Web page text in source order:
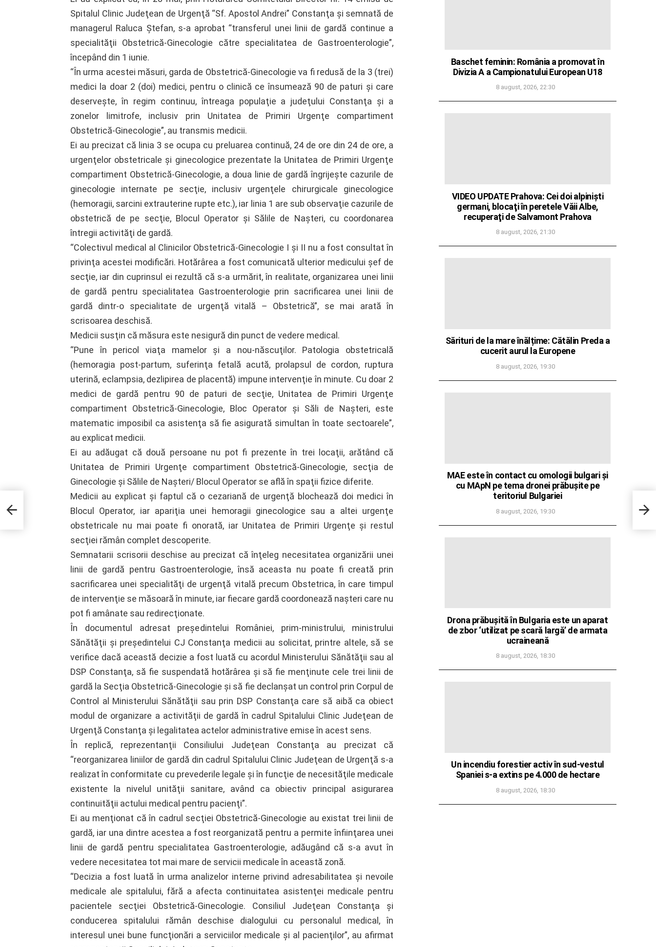
Spitalul Clinic Judeţean de Urgenţă “Sf. Apostol Andrei” Constanţa şi semnată de
managerul Raluca Ştefan, s-a aprobat “transferul unei linii de gardă continue a
specialităţii Obstetrică-Ginecologie către specialitatea de Gastroenterologie”,
începând din 1 iunie.
“În urma acestei măsuri, garda de Obstetrică-Ginecologie va fi redusă de la 3 (trei)
medici la doar 2 (doi) medici, pentru o clinică ce însumează 90 de paturi şi care
deserveşte, în regim continuu, întreaga populaţie a judeţului Constanţa şi a
zonelor limitrofe, inclusiv prin Unitatea de Primiri Urgenţe compartiment
Obstetrică-Ginecologie”, au transmis medicii.
Ei au precizat că linia 3 se ocupa cu preluarea continuă, 24 de ore din 24 de ore, a
urgenţelor obstetricale şi ginecologice prezentate la Unitatea de Primiri Urgenţe
compartiment Obstetrică-Ginecologie, a doua linie de gardă îngrijeşte cazurile de
ginecologie internate pe secţie, inclusiv urgenţele chirurgicale ginecologice
(hemoragii, sarcini extrauterine rupte etc.), iar linia 1 are sub observaţie cazurile de
obstetrică de pe secţie, Blocul Operator şi Sălile de Naşteri, cu coordonarea
întregii activităţi de gardă.
“Colectivul medical al Clinicilor Obstetrică-Ginecologie I şi II nu a fost consultat în
privinţa acestei modificări. Hotărârea a fost comunicată ulterior medicului şef de
secţie, iar din cuprinsul ei rezultă că s-a urmărit, în realitate, organizarea unei linii
de gardă pentru specialitatea Gastroenterologie prin sacrificarea unei linii de
gardă dintr-o specialitate de urgenţă vitală – Obstetrică”, se mai arată în
scrisoarea deschisă.
Medicii susţin că măsura este nesigură din punct de vedere medical.
“Pune în pericol viaţa mamelor şi a nou-născuţilor. Patologia obstetricală
(hemoragia post-partum, suferinţa fetală acută, prolapsul de cordon, ruptura
uterină, eclampsia, dezlipirea de placentă) impune intervenţie în minute. Cu doar 2
medici de gardă pentru 90 de paturi de secţie, Unitatea de Primiri Urgenţe
compartiment Obstetrică-Ginecologie, Bloc Operator şi Săli de Naşteri, este
matematic imposibil ca asistenţa să fie asigurată simultan în toate sectoarele”,
au explicat medicii.
Ei au adăugat că două persoane nu pot fi prezente în trei locaţii, arătând că
Unitatea de Primiri Urgenţe compartiment Obstetrică-Ginecologie, secţia de
Ginecologie şi Sălile de Naşteri/ Blocul Operator se află în spaţii fizice diferite.
Medicii au explicat şi faptul că o cezariană de urgenţă blochează doi medici în
Blocul Operator, iar apariţia unei hemoragii ginecologice sau a altei urgenţe
obstetricale nu mai poate fi onorată, iar Unitatea de Primiri Urgenţe şi restul
secţiei rămân complet descoperite.
Semnatarii scrisorii deschise au precizat că înţeleg necesitatea organizării unei
linii de gardă pentru Gastroenterologie, însă aceasta nu poate fi creată prin
sacrificarea unei specialităţi de urgenţă vitală precum Obstetrica, în care timpul
de intervenţie se măsoară în minute, iar fiecare gardă coordonează naşteri care nu
pot fi amânate sau redirecţionate.
În documentul adresat preşedintelui României, prim-ministrului, ministrului
Sănătăţii şi preşedintelui CJ Constanţa medicii au solicitat, printre altele, să se
verifice dacă această decizie a fost luată cu acordul Ministerului Sănătăţii sau al
DSP Constanţa, să fie suspendată hotărârea şi să fie menţinute cele trei linii de
gardă la Secţia Obstetrică-Ginecologie şi să fie declanşat un control prin Corpul de
Control al Ministerului Sănătăţii sau prin DSP Constanţa care să aibă ca obiect
modul de organizare a activităţii de gardă în cadrul Spitalului Clinic Judeţean de
Urgenţă Constanţa şi legalitatea actelor administrative emise în acest sens.
În replică, reprezentanţii Consiliului Judeţean Constanţa au precizat că
“reorganizarea liniilor de gardă din cadrul Spitalului Clinic Judeţean de Urgenţă s-a
realizat în conformitate cu prevederile legale şi în funcţie de necesităţile medicale
existente la nivelul unităţii sanitare, având ca obiectiv principal asigurarea
continuităţii actului medical pentru pacienţi”.
Ei au menţionat că în cadrul secţiei Obstetrică-Ginecologie au existat trei linii de
gardă, iar una dintre acestea a fost reorganizată pentru a permite înfiinţarea unei
linii de gardă pentru specialitatea Gastroenterologie, adăugând că s-a avut în
vedere necesitatea tot mai mare de servicii medicale în această zonă.
“Decizia a fost luată în urma analizelor interne privind adresabilitatea şi nevoile
medicale ale spitalului, fără a afecta continuitatea asistenţei medicale pentru
pacientele secţiei Obstetrică-Ginecologie. Consiliul Judeţean Constanţa şi
conducerea spitalului rămân deschise dialogului cu personalul medical, în
interesul unei bune funcţionări a serviciilor medicale şi al pacienţilor”, au afirmat
Baschet feminin: România a promovat în
Divizia A a Campionatului European U18
8 august, 2026, 22:30
VIDEO UPDATE Prahova: Cei doi alpinişti
germani, blocaţi în peretele Văii Albe,
recuperaţi de Salvamont Prahova
8 august, 2026, 21:30
Sărituri de la mare înălțime: Cătălin Preda a
cucerit aurul la Europene
8 august, 2026, 19:30
MAE este în contact cu omologii bulgari și
cu MApN pe tema dronei prăbușite pe
teritoriul Bulgariei
8 august, 2026, 19:30
Drona prăbușită în Bulgaria este un aparat
de zbor ‘utilizat pe scară largă’ de armata
ucraineană
8 august, 2026, 18:30
Un incendiu forestier activ în sud-vestul
Spaniei s-a extins pe 4.000 de hectare
8 august, 2026, 18:30